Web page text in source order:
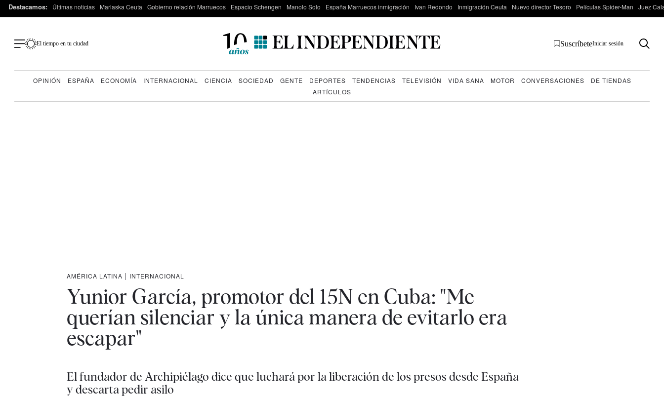
Destacamos: Últimas noticias Marlaska Ceuta Gobierno relación Marruecos Espacio Schengen Manolo Solo España Marruecos inmigración Ivan Redondo Inmigración Ceuta Nuevo director Tesoro Películas Spider-Man Juez
El tiempo en tu ciudad SuscríbeteIniciar sesión
OPINIÓN ESPAÑA ECONOMÍA INTERNACIONAL CIENCIA SOCIEDAD GENTE DEPORTES TENDENCIAS TELEVISIÓN VIDA SANA MOTOR CONVERSACIONES
DE TIENDAS
ARTÍCULOS
AMÉRICA LATINA | INTERNACIONAL
Yunior García, promotor del 15N en Cuba: "Me
querían silenciar y la única manera de evitarlo era
escapar"
El fundador de Archipiélago dice que luchará por la liberación de los presos desde España
y descarta pedir asilo